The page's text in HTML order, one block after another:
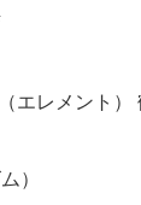
エレメント
）